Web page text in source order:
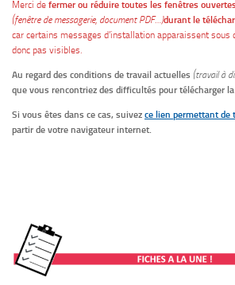
Merci de fermer ou réduire toutes les fenêtres
(fenêtre de messagerie, document PDF…)durant le
car certains messages d’installation apparaissent sous
donc pas visibles.
Au regard des conditions de travail actuelles (travail à
que vous rencontriez des difficultés pour télécharger
Si vous êtes dans ce cas, suivez ce lien permettant de
partir de votre navigateur internet.